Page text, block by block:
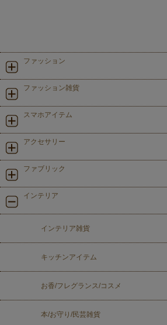
ファッション
ファッション雑貨
スマホアイテム
アクセサリー
ファブリック
インテリア
インテリア雑貨
キッチンアイテム
お香/フレグランス/コスメ
本/お守り/民芸雑貨